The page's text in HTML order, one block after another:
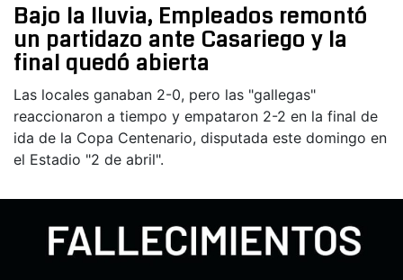
Bajo la lluvia, Empleados remontó
un partidazo ante Casariego y la
final quedó abierta
Las locales ganaban 2-0, pero las "gallegas"
reaccionaron a tiempo y empataron 2-2 en la final de
ida de la Copa Centenario, disputada este domingo en
el Estadio "2 de abril".